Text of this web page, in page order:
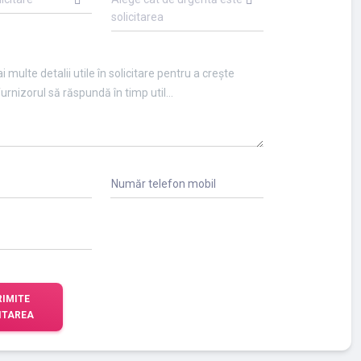
solicitarea
Număr telefon mobil